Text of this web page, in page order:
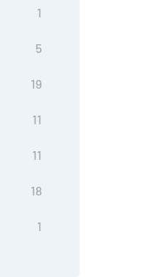
1
5
19
11
11
18
1